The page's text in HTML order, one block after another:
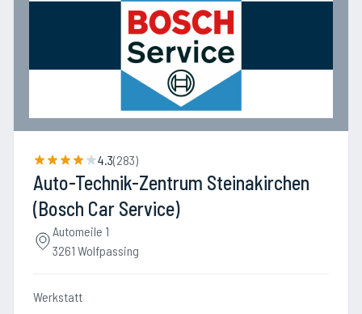
4.3(283)
Auto-Technik-Zentrum Steinakirchen
(Bosch Car Service)
Automeile 1
3261 Wolfpassing
Werkstatt